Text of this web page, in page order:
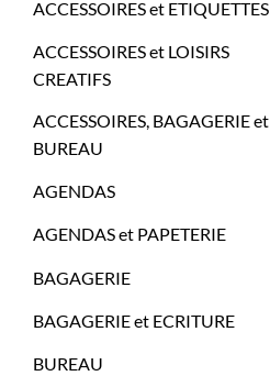
ACCESSOIRES et ETIQUETTES
ACCESSOIRES et LOISIRS
CREATIFS
ACCESSOIRES, BAGAGERIE et
BUREAU
AGENDAS
AGENDAS et PAPETERIE
BAGAGERIE
BAGAGERIE et ECRITURE
BUREAU